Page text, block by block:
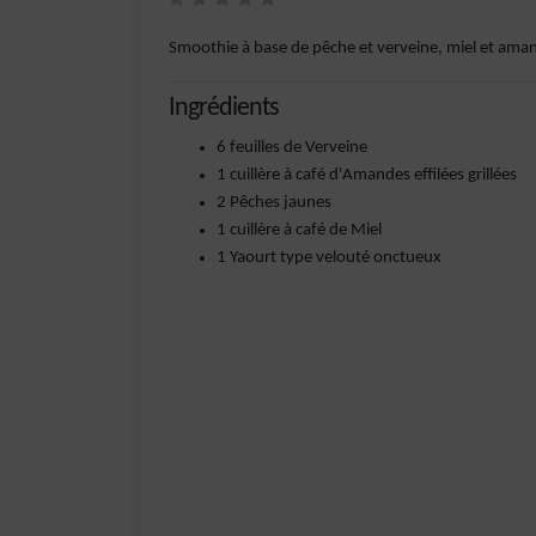
Smoothie à base de pêche et verveine, miel et
Ingrédients
6 feuilles de Verveine
1 cuillère à café d'Amandes effilées grillées
2 Pêches jaunes
1 cuillère à café de Miel
1 Yaourt type velouté onctueux